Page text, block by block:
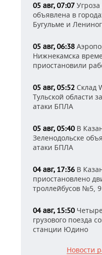
05 авг, 07:07
объявлена в
Бугульме и
05 авг, 06:38
Нижнекамска
приостановили
05 авг, 05:52 Склад
Тульской области
атаки БПЛА
05 авг, 05:40В
Зеленодольске
атаки БПЛА
04 авг, 17:36 В
приостановлено
троллейбусов №5,
04 авг, 15:50
грузового поезда
станции Юдино
Новости